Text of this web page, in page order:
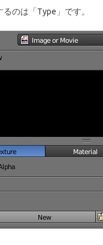
るのは「Type」です。